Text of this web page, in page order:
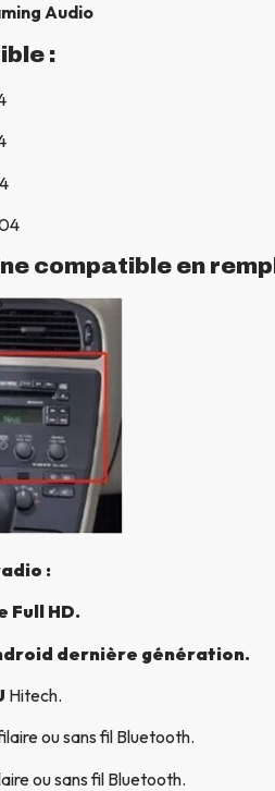
Audio
:
compatible en
:
Full HD.
dernière génération.
Hitech.
ou sans fil Bluetooth.
ou sans fil Bluetooth.